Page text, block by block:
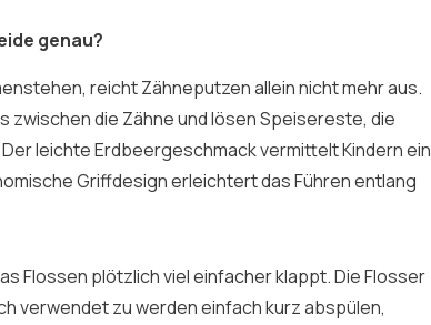
genau?
reicht Zähneputzen allein nicht mehr aus.
zwischen die Zähne und lösen Speisereste, die
leichte Erdbeergeschmack vermittelt Kindern ein
Griffdesign erleichtert das Führen entlang
Flossen plötzlich viel einfacher klappt. Die Flosser
verwendet zu werden einfach kurz abspülen,